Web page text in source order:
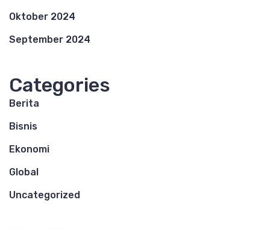
Oktober 2024
September 2024
Categories
Berita
Bisnis
Ekonomi
Global
Uncategorized